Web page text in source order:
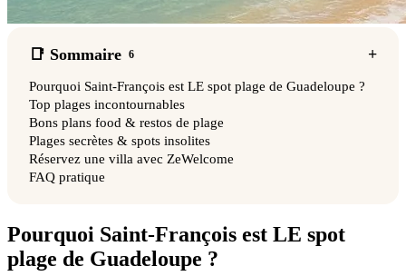
📑 Sommaire 6
Pourquoi Saint-François est LE spot plage de Guadeloupe ?
Top plages incontournables
Bons plans food & restos de plage
Plages secrètes & spots insolites
Réservez une villa avec ZeWelcome
FAQ pratique
Pourquoi Saint-François est LE spot
plage de Guadeloupe ?